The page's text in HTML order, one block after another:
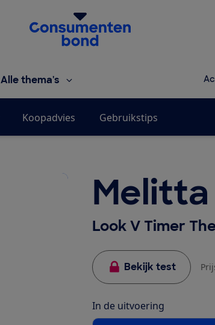
Homepage van de Consumentenbond
Alle thema's
Koopadvies Gebruikstips
Melitta
Look V Timer
Bekijk test
In de uitvoering